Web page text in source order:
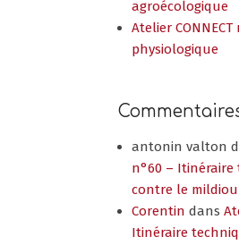
agroécologique
Atelier
physiologique
antonin valton
n°60 –
contre le mildiou
Corentin dans
Itinéraire